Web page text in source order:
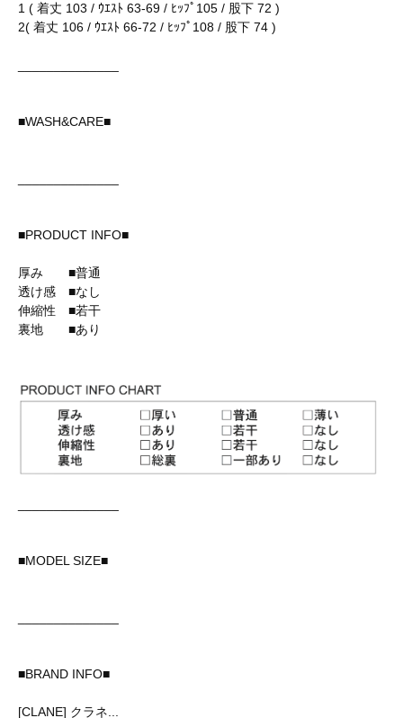
1 ( 着丈 103 / ｳｴｽﾄ 63-69 / ﾋｯﾌﾟ105 / 股下 72 )
2( 着丈 106 / ｳｴｽﾄ 66-72 / ﾋｯﾌﾟ108 / 股下 74 )
■WASH&CARE■
■PRODUCT INFO■
厚み ■普通
透け感 ■なし
伸縮性 ■若干
裏地 ■あり
■MODEL SIZE■
■BRAND INFO■
[CLANE] クラネ...